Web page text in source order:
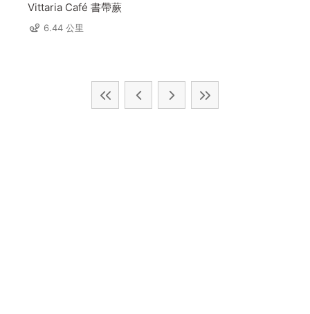
Vittaria Café 書帶蕨
6.44 公里